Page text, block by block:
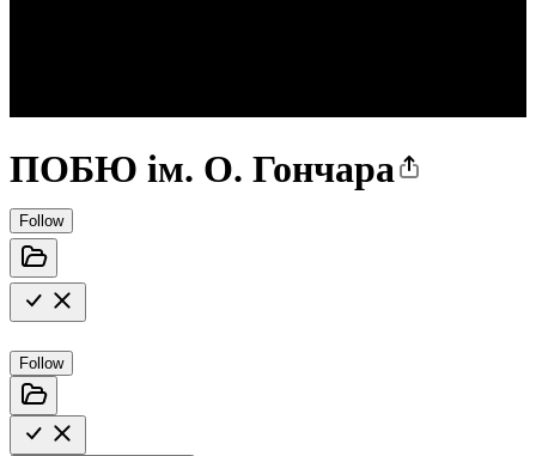
ПОБЮ ім. О. Гончара
Follow
Follow